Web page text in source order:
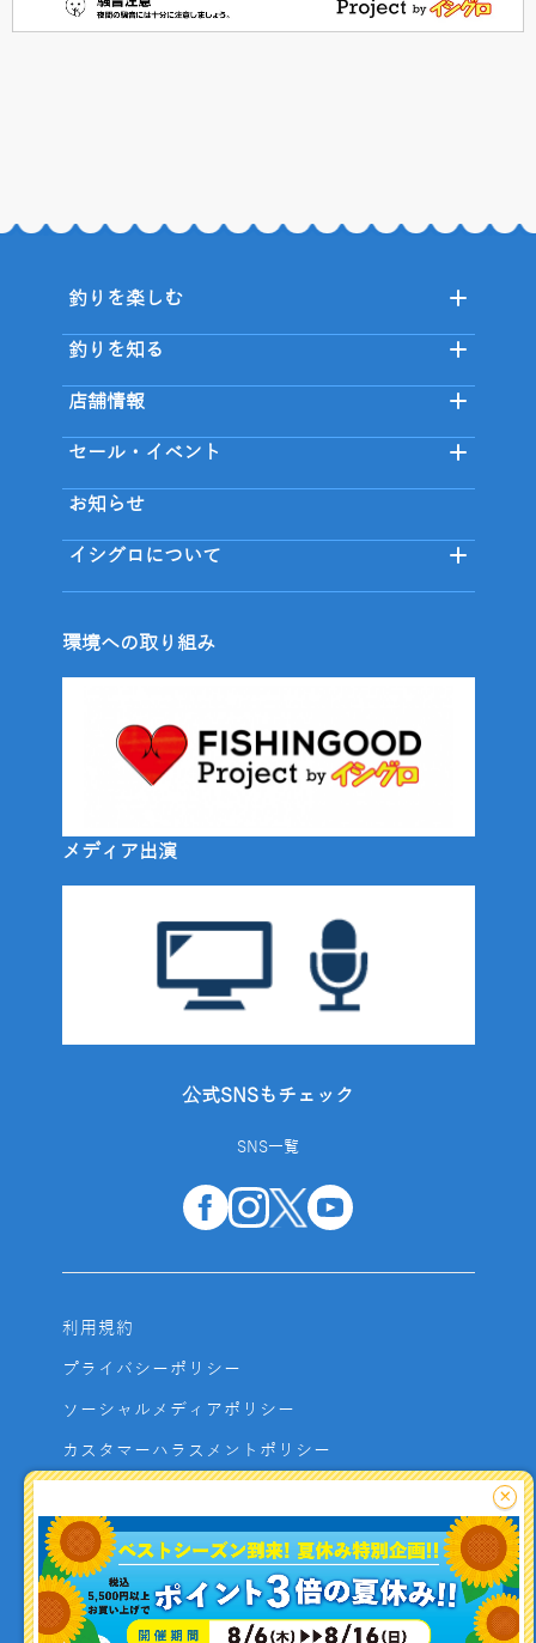
釣りを楽しむ
釣りを知る
店舗情報
セール・イベント
お知らせ
イシグロについて
環境への取り組み
メディア出演
公式SNSもチェック
SNS一覧
利用規約
プライバシーポリシー
ソーシャルメディアポリシー
カスタマーハラスメントポリシー
よくあるご質問
お問い合わせ
利用者資金の保全方法
×